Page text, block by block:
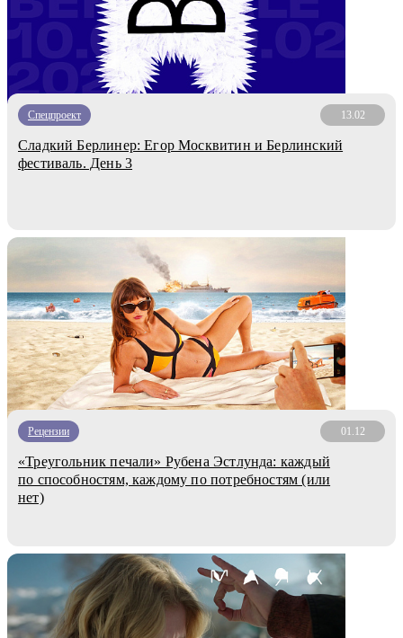
Спецпроект 13.02
Сладкий Берлинер: Егор Москвитин и Берлинский
фестиваль. День 3
Рецензии 01.12
«Треугольник печали» Рубена Эстлунда: каждый
по способностям, каждому по потребностям (или
нет)